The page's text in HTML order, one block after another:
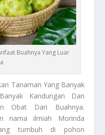
Buahnya Yang Luar
Tanaman Yang Banyak
Kandungan Dan
Obat Dari Buahnya.
nama ilmiah Morinda
tumbuh di pohon